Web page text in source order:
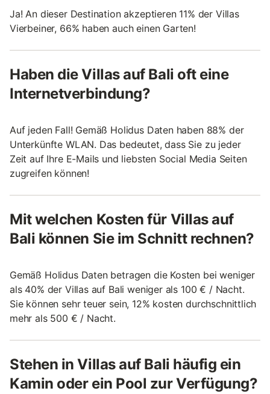
Ja! An dieser Destination akzeptieren 11% der Villas
Vierbeiner, 66% haben auch einen Garten!
Haben die Villas auf Bali oft eine
Internetverbindung?
Auf jeden Fall! Gemäß Holidus Daten haben 88% der
Unterkünfte WLAN. Das bedeutet, dass Sie zu jeder
Zeit auf Ihre E-Mails und liebsten Social Media Seiten
zugreifen können!
Mit welchen Kosten für Villas auf
Bali können Sie im Schnitt rechnen?
Gemäß Holidus Daten betragen die Kosten bei weniger
als 40% der Villas auf Bali weniger als 100 € / Nacht.
Sie können sehr teuer sein, 12% kosten durchschnittlich
mehr als 500 € / Nacht.
Stehen in Villas auf Bali häufig ein
Kamin oder ein Pool zur Verfügung?